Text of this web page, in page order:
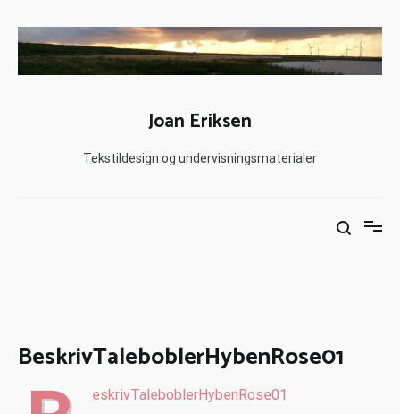
Joan Eriksen
Tekstildesign og undervisningsmaterialer
BeskrivTaleboblerHybenRose01
eskrivTaleboblerHybenRose01